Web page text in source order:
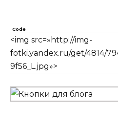
Code
<img src=»http://img-
fotki.yandex.ru/get/4814/
9f56_L.jpg»>